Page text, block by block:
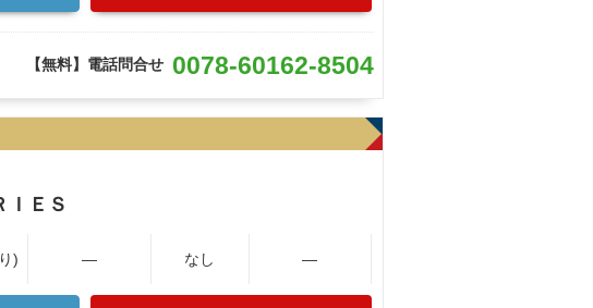
【無料】電話問合せ 0078-60162-8504
ＥＳ
) ― なし ―